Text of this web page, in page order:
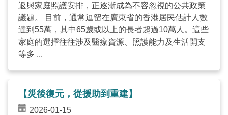
返與家庭照護安排，正逐漸成為不容忽視的公共政策
議題。 目前，通常逗留在廣東省的香港居民估計人數
達到55萬，其中65歲或以上的長者超過10萬人。這些
家庭的選擇往往涉及醫療資源、照護能力及生活開支
等多 ...
【災後復元，從援助到重建】
2026-01-15